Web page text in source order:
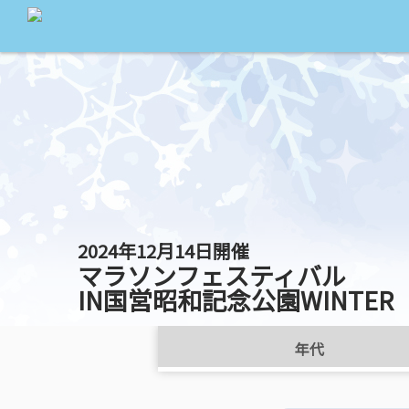
2024年12月14日開催
マラソンフェスティバル
IN国営昭和記念公園WINTER
年代